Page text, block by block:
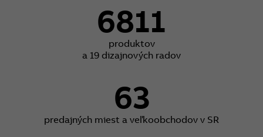
6811
produktov
a 19 dizajnových radov
63
predajných miest a veľkoobchodov v SR